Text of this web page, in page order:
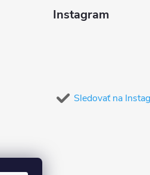
Instagram
Sledovať na